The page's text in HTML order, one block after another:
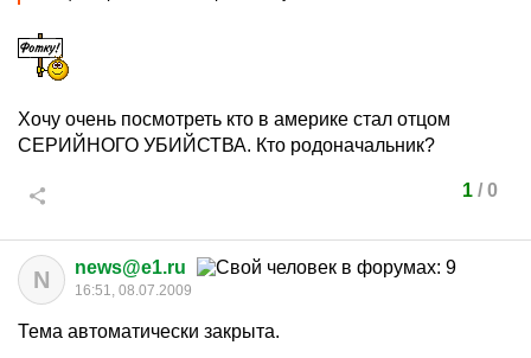
Хочу очень посмотреть кто в америке стал отцом
СЕРИЙНОГО УБИЙСТВА. Кто родоначальник?
1/ 0
N news@e1.ru
16:51, 08.07.2009
Тема автоматически закрыта.